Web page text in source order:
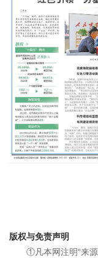
版权与免责声明
①凡本网注明“来